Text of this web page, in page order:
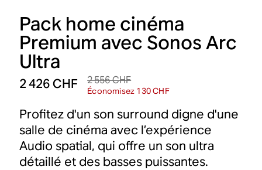
Pack home cinéma
Premium avec Sonos Arc
Ultra
2 426 CHF 2 556 CHF
Économisez 130 CHF
Profitez d'un son surround digne d'une
salle de cinéma avec l’expérience
Audio spatial, qui offre un son ultra
détaillé et des basses puissantes.